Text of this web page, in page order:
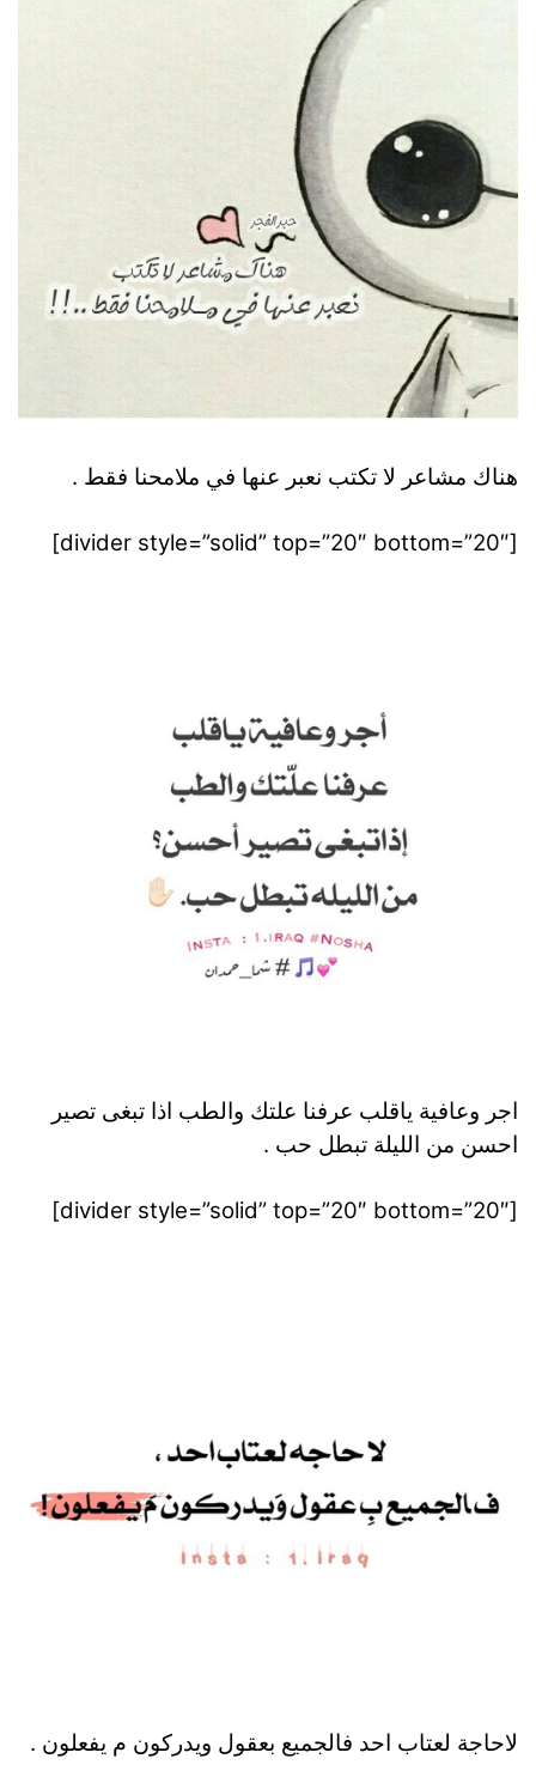
هناك مشاعر لا تكتب نعبر عنها في ملامحنا فقط .
[divider style=”solid” top=”20″ bottom=”20″]
اجر وعافية ياقلب عرفنا علتك والطب اذا تبغى تصير
احسن من الليلة تبطل حب .
[divider style=”solid” top=”20″ bottom=”20″]
لاحاجة لعتاب احد فالجميع بعقول ويدركون م يفعلون .